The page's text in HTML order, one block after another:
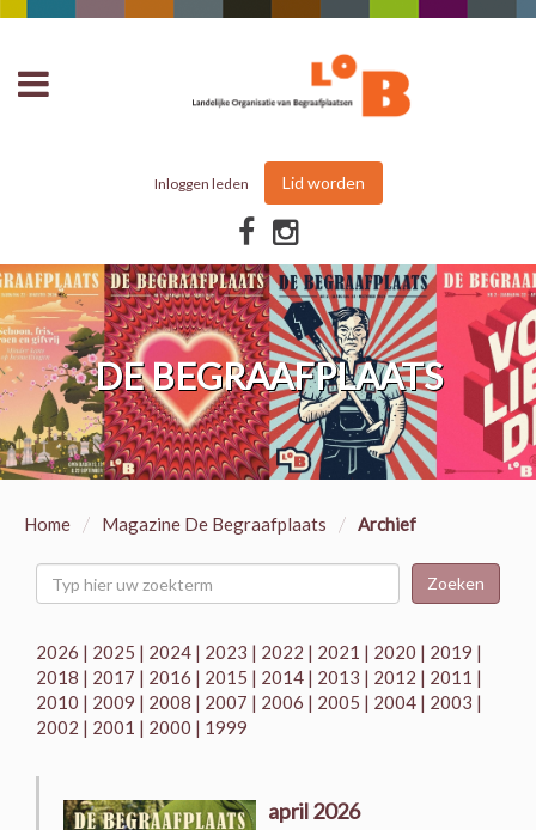
Inloggen leden Lid worden
DE BEGRAAFPLAATS
Home / Magazine De Begraafplaats / Archief
Zoeken
2026 | 2025 | 2024 | 2023 | 2022 | 2021 | 2020 | 2019 |
2018 | 2017 | 2016 | 2015 | 2014 | 2013 | 2012 | 2011 |
2010 | 2009 | 2008 | 2007 | 2006 | 2005 | 2004 | 2003 |
2002 | 2001 | 2000 | 1999
april 2026